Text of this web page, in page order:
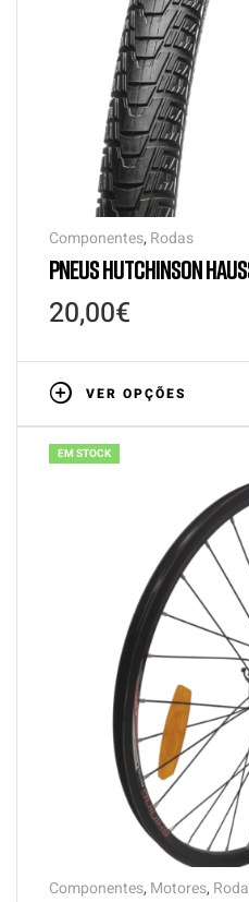
Componentes, Rodas
PNEUS HUTCHINSON
20,00€
VER OPÇÕES
EM STOCK
Componentes, Motores,